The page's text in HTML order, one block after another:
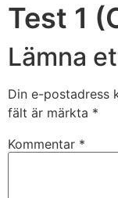
Test 1
Lämna
Din e-postadress
fält är märkta *
Kommentar *